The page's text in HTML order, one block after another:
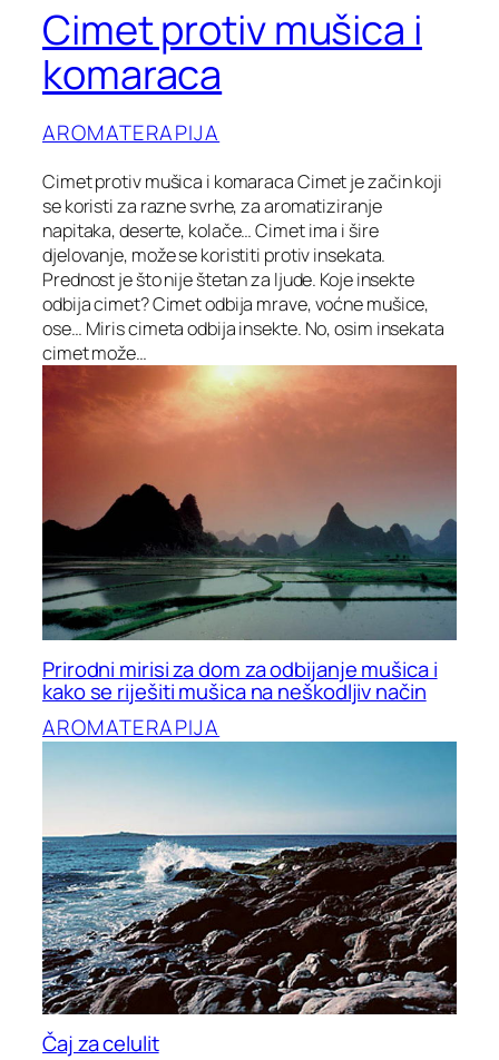
Cimet protiv mušica i
komaraca
AROMATERAPIJA
Cimet protiv mušica i komaraca Cimet je začin koji
se koristi za razne svrhe, za aromatiziranje
napitaka, deserte, kolače… Cimet ima i šire
djelovanje, može se koristiti protiv insekata.
Prednost je što nije štetan za ljude. Koje insekte
odbija cimet? Cimet odbija mrave, voćne mušice,
ose… Miris cimeta odbija insekte. No, osim insekata
cimet može…
Prirodni mirisi za dom za odbijanje mušica i
kako se riješiti mušica na neškodljiv način
AROMATERAPIJA
Čaj za celulit